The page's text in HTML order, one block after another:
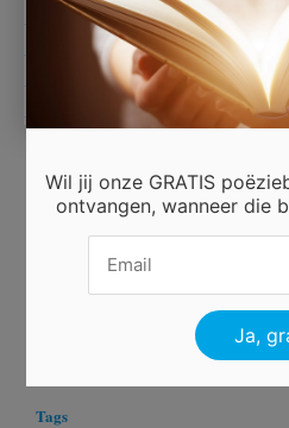
Wil het dan wel uitschreeuwen
Laat me toch eens gaan
Ingezonden door
Beoordeel dit gedicht
Tags
Wil jij onze GRATIS
ontvangen, wanneer die